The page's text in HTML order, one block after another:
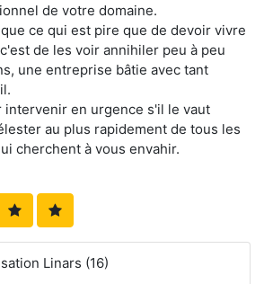
de votre domaine.
ce qui est pire que de devoir vivre
de les voir annihiler peu à peu
une entreprise bâtie avec tant
intervenir en urgence s'il le vaut
au plus rapidement de tous les
cherchent à vous envahir.
Linars (16)